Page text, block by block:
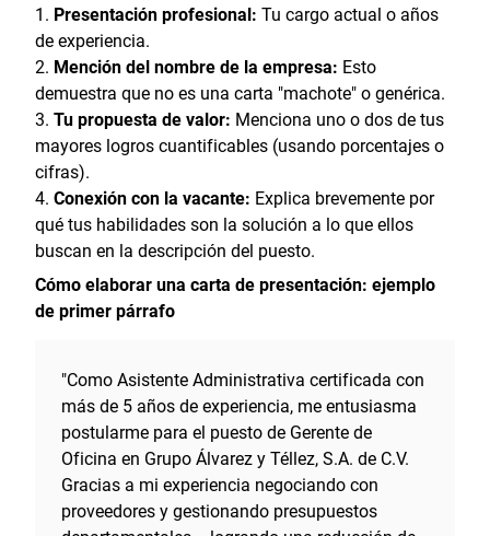
Presentación profesional: Tu cargo actual o años
de experiencia.
Mención del nombre de la empresa: Esto
demuestra que no es una carta "machote" o genérica.
Tu propuesta de valor: Menciona uno o dos de tus
mayores logros cuantificables (usando porcentajes o
cifras).
Conexión con la vacante: Explica brevemente por
qué tus habilidades son la solución a lo que ellos
buscan en la descripción del puesto.
Cómo elaborar una carta de presentación: ejemplo
de primer párrafo
"Como Asistente Administrativa certificada con
más de 5 años de experiencia, me entusiasma
postularme para el puesto de Gerente de
Oficina en Grupo Álvarez y Téllez, S.A. de C.V.
Gracias a mi experiencia negociando con
proveedores y gestionando presupuestos